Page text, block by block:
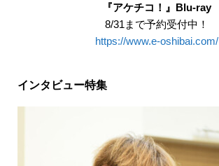
『アケチコ！』Blu-ray
8/31まで予約受付中！
https://www.e-oshibai.com/
インタビュー特集